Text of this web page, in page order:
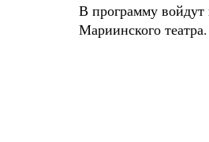
В программу войдут
Мариинского театра.